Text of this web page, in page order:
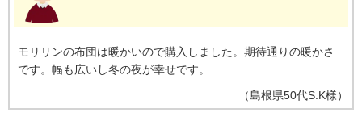
モリリンの布団は暖かいので購入しました。期待通りの暖かさ
です。幅も広いし冬の夜が幸せです。
（島根県50代S.K様）